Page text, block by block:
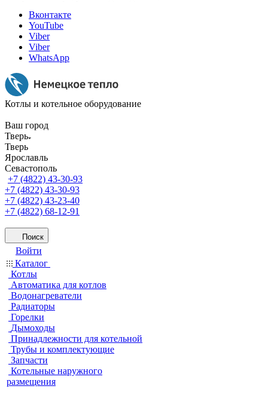
Вконтакте
YouTube
Viber
Viber
WhatsApp
Котлы и котельное оборудование
Ваш город
Тверь
Тверь
Ярославль
Севастополь
+7 (4822) 43-30-93
+7 (4822) 43-30-93
+7 (4822) 43-23-40
+7 (4822) 68-12-91
Поиск
Войти
Каталог
Котлы
Автоматика для котлов
Водонагреватели
Радиаторы
Горелки
Дымоходы
Принадлежности для котельной
Трубы и комплектующие
Запчасти
Котельные наружного
размещения